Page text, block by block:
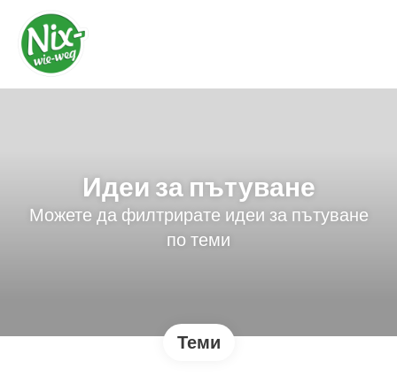
Идеи за пътуване
Можете да филтрирате идеи за пътуване
по теми
Теми